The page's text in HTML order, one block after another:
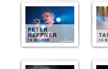
PETER
HEPPNER
14 BILDER 14